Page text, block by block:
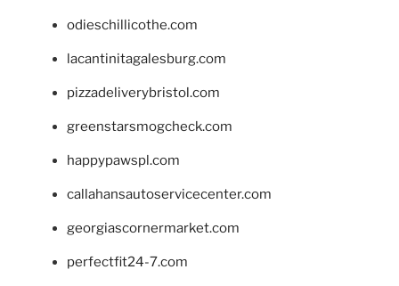
odieschillicothe.com
lacantinitagalesburg.com
pizzadeliverybristol.com
greenstarsmogcheck.com
happypawspl.com
callahansautoservicecenter.com
georgiascornermarket.com
perfectfit24-7.com